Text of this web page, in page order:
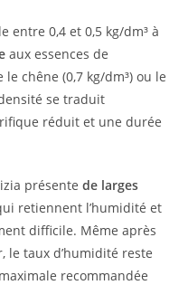
entre 0,4 et 0,5 kg/dm³ à
aux essences de
chêne (0,7 kg/dm³) ou le
se traduit
réduit et une durée
présentede larges
retiennent l’humidité et
difficile. Même après
le taux d’humidité reste
recommandée